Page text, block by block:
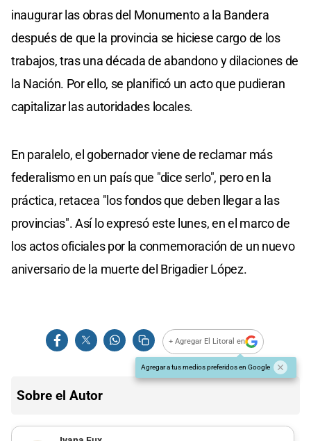
inaugurar las obras del Monumento a la Bandera
después de que la provincia se hiciese cargo de los
trabajos, tras una década de abandono y dilaciones de
la Nación. Por ello, se planificó un acto que pudieran
capitalizar las autoridades locales.
En paralelo, el gobernador viene de reclamar más
federalismo en un país que "dice serlo", pero en la
práctica, retacea "los fondos que deben llegar a las
provincias". Así lo expresó este lunes, en el marco de
los actos oficiales por la conmemoración de un nuevo
aniversario de la muerte del Brigadier López.
+ Agregar El Litoral en
Agregar a tus medios preferidos en Google
Sobre el Autor